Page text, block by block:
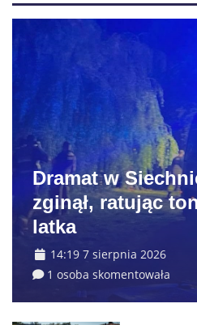
Dramat w
zginął, ratując
latka
14:19 7 sierpnia 2026
1 osoba skomentowała